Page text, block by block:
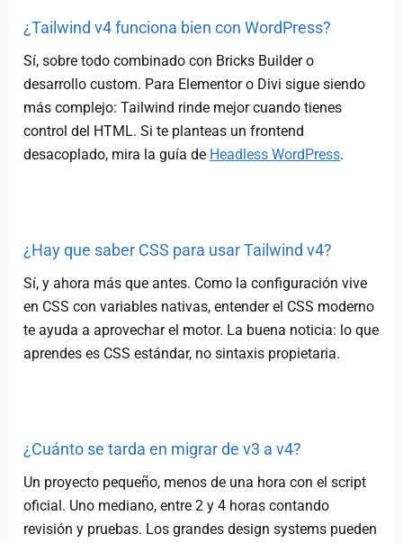
¿Tailwind v4 funciona bien con WordPress?
Sí, sobre todo combinado con Bricks Builder o
desarrollo custom. Para Elementor o Divi sigue siendo
más complejo: Tailwind rinde mejor cuando tienes
control del HTML. Si te planteas un frontend
desacoplado, mira la guía de Headless WordPress.
¿Hay que saber CSS para usar Tailwind v4?
Sí, y ahora más que antes. Como la configuración vive
en CSS con variables nativas, entender el CSS moderno
te ayuda a aprovechar el motor. La buena noticia: lo que
aprendes es CSS estándar, no sintaxis propietaria.
¿Cuánto se tarda en migrar de v3 a v4?
Un proyecto pequeño, menos de una hora con el script
oficial. Uno mediano, entre 2 y 4 horas contando
revisión y pruebas. Los grandes design systems pueden